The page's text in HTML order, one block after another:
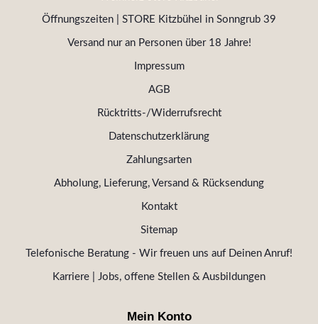
Öffnungszeiten | STORE Kitzbühel in Sonngrub 39
Versand nur an Personen über 18 Jahre!
Impressum
AGB
Rücktritts-/Widerrufsrecht
Datenschutzerklärung
Zahlungsarten
Abholung, Lieferung, Versand & Rücksendung
Kontakt
Sitemap
Telefonische Beratung - Wir freuen uns auf Deinen Anruf!
Karriere | Jobs, offene Stellen & Ausbildungen
Mein Konto